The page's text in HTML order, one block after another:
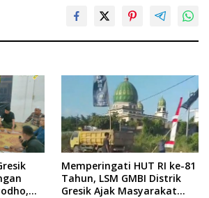
Memperingati HUT RI ke-81
Tahun, LSM GMBI Distrik
Gresik Ajak Masyarakat